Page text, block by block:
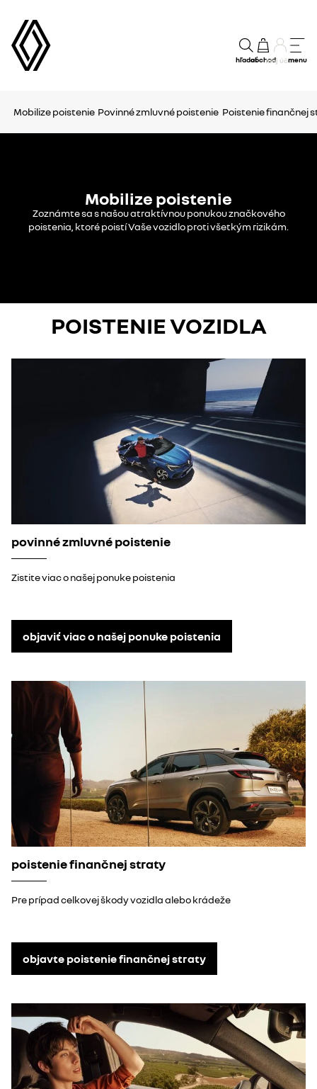
hľadaťobchodmôj účetmenu
Mobilize poistenie Povinné zmluvné poistenie Poistenie finančnej
Mobilize poistenie
Zoznámte sa s našou atraktívnou ponukou značkového
poistenia, ktoré poistí Vaše vozidlo proti všetkým rizikám.​
POISTENIE VOZIDLA
povinné zmluvné poistenie
Zistite viac o našej ponuke poistenia
objaviť viac o našej ponuke poistenia
poistenie finančnej straty
Pre prípad celkovej škody vozidla alebo krádeže
objavte poistenie finančnej straty